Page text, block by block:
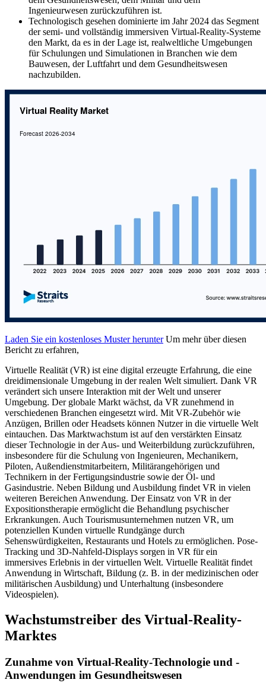
Ingenieurwesen zurückzuführen ist.
Technologisch gesehen dominierte im Jahr 2024 das Segment
der semi- und vollständig immersiven Virtual-Reality-Systeme
den Markt, da es in der Lage ist, realweltliche Umgebungen
für Schulungen und Simulationen in Branchen wie dem
Bauwesen, der Luftfahrt und dem Gesundheitswesen
nachzubilden.
Laden Sie ein kostenloses Muster herunter Um mehr über diesen
Bericht zu erfahren,
Virtuelle Realität (VR) ist eine digital erzeugte Erfahrung, die eine
dreidimensionale Umgebung in der realen Welt simuliert. Dank VR
verändert sich unsere Interaktion mit der Welt und unserer
Umgebung. Der globale Markt wächst, da VR zunehmend in
verschiedenen Branchen eingesetzt wird. Mit VR-Zubehör wie
Anzügen, Brillen oder Headsets können Nutzer in die virtuelle Welt
eintauchen. Das Marktwachstum ist auf den verstärkten Einsatz
dieser Technologie in der Aus- und Weiterbildung zurückzuführen,
insbesondere für die Schulung von Ingenieuren, Mechanikern,
Piloten, Außendienstmitarbeitern, Militärangehörigen und
Technikern in der Fertigungsindustrie sowie der Öl- und
Gasindustrie. Neben Bildung und Ausbildung findet VR in vielen
weiteren Bereichen Anwendung. Der Einsatz von VR in der
Expositionstherapie ermöglicht die Behandlung psychischer
Erkrankungen. Auch Tourismusunternehmen nutzen VR, um
potenziellen Kunden virtuelle Rundgänge durch
Sehenswürdigkeiten, Restaurants und Hotels zu ermöglichen. Pose-
Tracking und 3D-Nahfeld-Displays sorgen in VR für ein
immersives Erlebnis in der virtuellen Welt. Virtuelle Realität findet
Anwendung in Wirtschaft, Bildung (z. B. in der medizinischen oder
militärischen Ausbildung) und Unterhaltung (insbesondere
Videospielen).
Wachstumstreiber des Virtual-Reality-
Marktes
Zunahme von Virtual-Reality-Technologie und -
Anwendungen im Gesundheitswesen